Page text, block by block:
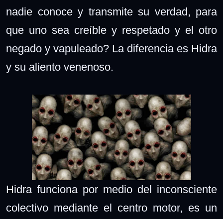
nadie conoce y transmite su verdad, para
que uno sea creíble y respetado y el otro
negado y vapuleado? La diferencia es Hidra
y su aliento venenoso.
Hidra funciona por medio del inconsciente
colectivo mediante el centro motor, es un